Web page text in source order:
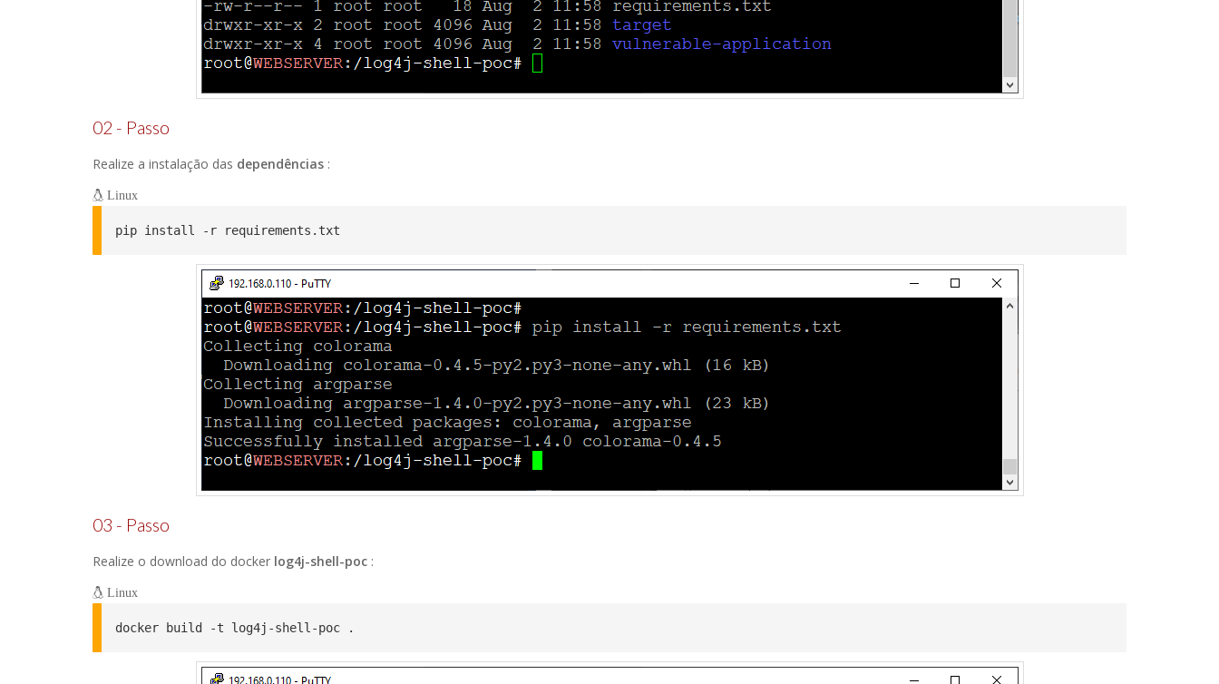
02 - Passo
Realize a instalação das dependências :
Linux
pip install -r requirements.txt
03 - Passo
Realize o download do docker log4j-shell-poc :
Linux
docker build -t log4j-shell-poc .